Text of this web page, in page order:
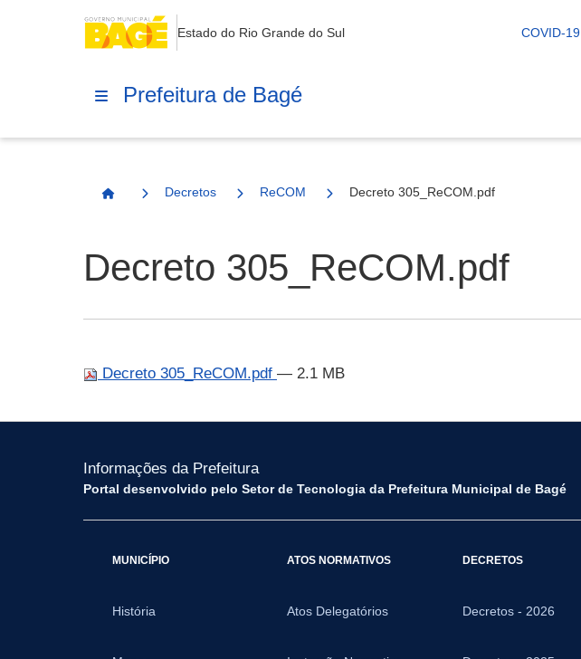
Estado do Rio Grande do Sul COVID-19
Prefeitura de Bagé
Página Inicial
Decretos ReCOM Decreto 305_ReCOM.pdf
Decreto 305_ReCOM.pdf
Decreto 305_ReCOM.pdf — 2.1 MB
Informações da Prefeitura
Portal desenvolvido pelo Setor de Tecnologia da Prefeitura Municipal de Bagé
MUNICÍPIO
História
ATOS NORMATIVOS
Atos Delegatórios
DECRETOS
Decretos - 2026